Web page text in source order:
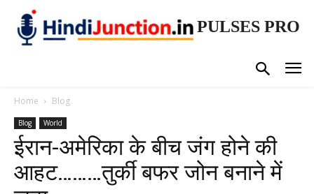
PULSES PRO
Home Blog
Blog World
ईरान-अमेरिका के बीच जंग होने की
आहट………तुर्की बफर जोन बनाने में